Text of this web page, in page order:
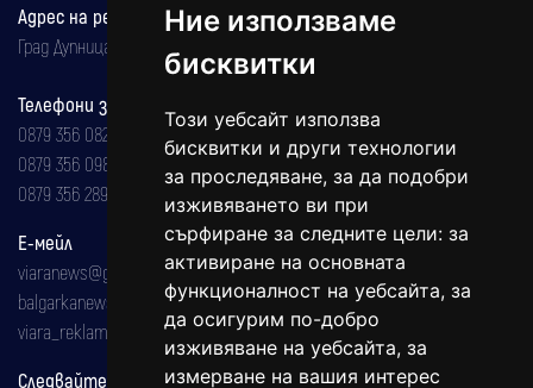
Ние използваме
бисквитки
Този уебсайт използва
бисквитки и други технологии
за проследяване, за да подобри
изживяването ви при
сърфиране за следните цели: за
активиране на основната
функционалност на уебсайта, за
да осигурим по-добро
изживяване на уебсайта, за
измерване на вашия интерес
Адрес на редакцията
Град Дупница, ул.''Христо Ботев" 43
Телефони за реклама и абонаменти
0879 356 082
0879 356 098
0879 356 289
Е-мейл
viaranews@gmail.com
balgarkanews@gmail.com
viara_reklama@mail.bg
Следвайте ни: